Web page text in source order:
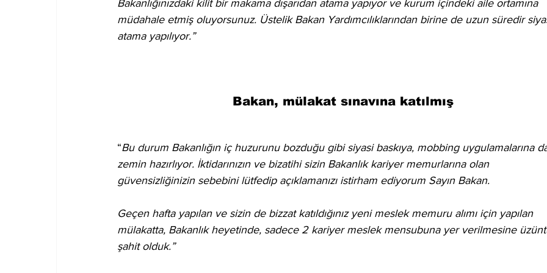
Bakanlığınızdaki kilit bir makama dışarıdan atama yapıyor ve kurum içindeki aile ortamına
müdahale etmiş oluyorsunuz. Üstelik Bakan Yardımcılıklarından birine de uzun süredir
atama yapılıyor.”
Bakan, mülakat sınavına katılmış
“Bu durum Bakanlığın iç huzurunu bozduğu gibi siyasi baskıya, mobbing uygulamalarına
zemin hazırlıyor. İktidarınızın ve bizatihi sizin Bakanlık kariyer memurlarına olan
güvensizliğinizin sebebini lütfedip açıklamanızı istirham ediyorum Sayın Bakan.
Geçen hafta yapılan ve sizin de bizzat katıldığınız yeni meslek memuru alımı için yapılan
mülakatta, Bakanlık heyetinde, sadece 2 kariyer meslek mensubuna yer verilmesine
şahit olduk.”